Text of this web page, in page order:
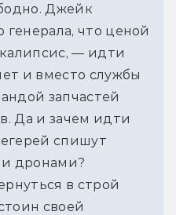
Джейк
что ценой
— идти
и вместо службы
запчастей
Да и зачем идти
спишут
дронами?
в строй
своей